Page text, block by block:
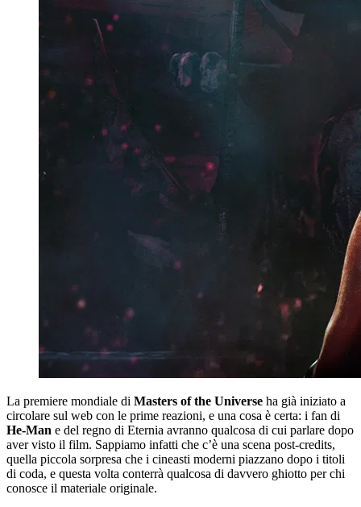
La premiere mondiale di Masters of the Universe ha già iniziato a
circolare sul web con le prime reazioni, e una cosa è certa: i fan di
He-Man e del regno di Eternia avranno qualcosa di cui parlare dopo
aver visto il film. Sappiamo infatti che c’è una scena post-credits,
quella piccola sorpresa che i cineasti moderni piazzano dopo i titoli
di coda, e questa volta conterrà qualcosa di davvero ghiotto per chi
conosce il materiale originale.